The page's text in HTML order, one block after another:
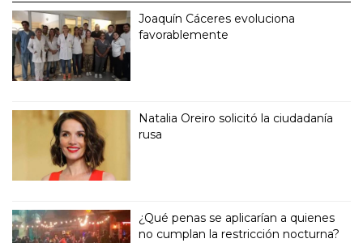
Joaquín Cáceres evoluciona
favorablemente
Natalia Oreiro solicitó la ciudadanía
rusa
¿Qué penas se aplicarían a quienes
no cumplan la restricción nocturna?